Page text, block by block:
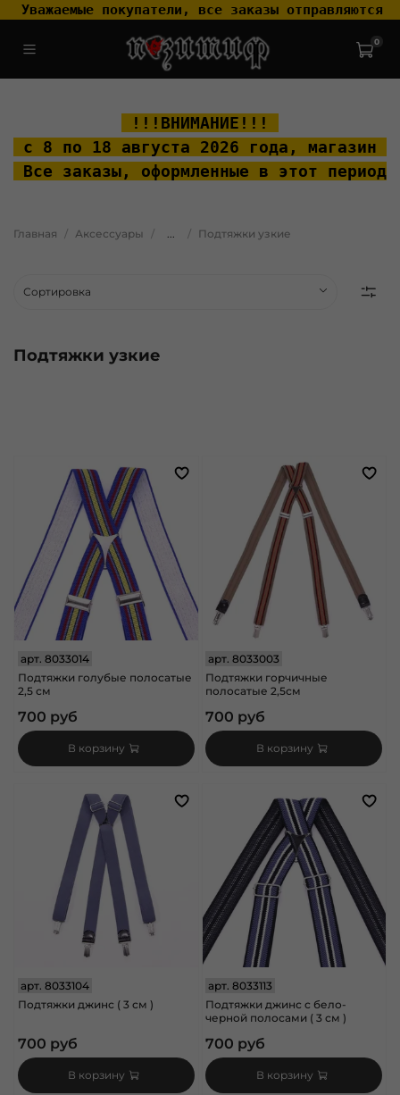
Уважаемые покупатели, все заказы отправляются
0
!!!ВНИМАНИЕ!!!
с 8 по 18 августа 2026 года, магазин
Все заказы, оформленные в этот
Главная Аксессуары Подтяжки узкие
Подтяжки узкие
арт. 8033014
Подтяжки голубые полосатые
2,5 см
700 руб
В корзину
арт.8033003
Подтяжки горчичные
полосатые 2,5см
700 руб
В корзину
арт. 8033104
Подтяжки джинс ( 3 см )
700 руб
В корзину
арт.8033113
Подтяжки джинс с бело-
черной полосами ( 3 см )
700 руб
В корзину